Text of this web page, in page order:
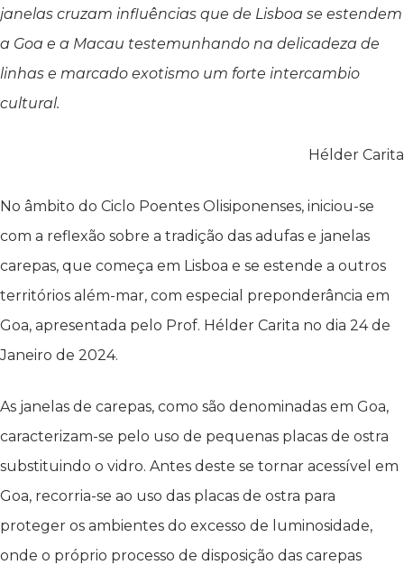
janelas cruzam influências que de Lisboa se estendem
a Goa e a Macau testemunhando na delicadeza de
linhas e marcado exotismo um forte intercambio
cultural.
Hélder Carita
No âmbito do Ciclo Poentes Olisiponenses, iniciou-se
com a reflexão sobre a tradição das adufas e janelas
carepas, que começa em Lisboa e se estende a outros
territórios além-mar, com especial preponderância em
Goa, apresentada pelo Prof. Hélder Carita no dia 24 de
Janeiro de 2024.
As janelas de carepas, como são denominadas em Goa,
caracterizam-se pelo uso de pequenas placas de ostra
substituindo o vidro. Antes deste se tornar acessível em
Goa, recorria-se ao uso das placas de ostra para
proteger os ambientes do excesso de luminosidade,
onde o próprio processo de disposição das carepas